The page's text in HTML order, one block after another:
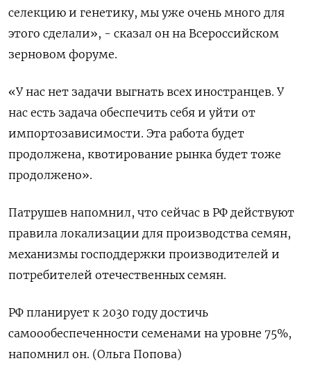
селекцию и генетику, мы уже очень много для
этого сделали», - сказал он на Всероссийском
зерновом форуме.
«У нас нет задачи выгнать всех иностранцев. У
нас есть задача обеспечить себя и уйти от
импортозависимости. Эта работа будет
продолжена, квотирование рынка будет тоже
продолжено».
Патрушев напомнил, что сейчас в РФ действуют
правила локализации для производства семян,
механизмы господдержки производителей и
потребителей отечественных семян.
РФ планирует к 2030 году достичь
самоообеспеченности семенами на уровне 75%,
напомнил он. (Ольга Попова)